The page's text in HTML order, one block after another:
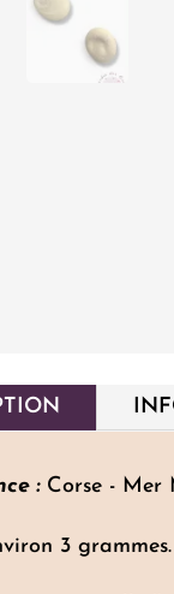
:Corse - Mer
3 grammes.